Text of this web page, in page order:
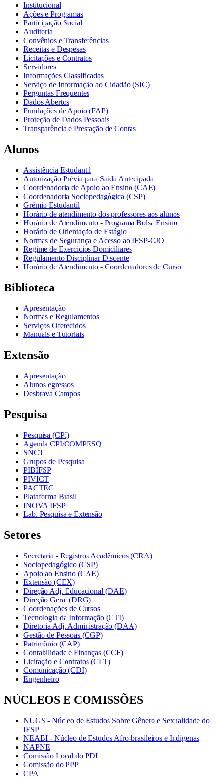
Institucional
Ações e Programas
Participação Social
Auditoria
Convênios e Transferências
Receitas e Despesas
Licitações e Contratos
Servidores
Informações Classificadas
Serviço de Informação ao Cidadão (SIC)
Perguntas Frequentes
Dados Abertos
Fundações de Apoio (FAP)
Proteção de Dados Pessoais
Transparência e Prestação de Contas
Alunos
Assistência Estudantil
Autorização Prévia para Saída Antecipada
Coordenadoria de Apoio ao Ensino (CAE)
Coordenadoria Sociopedagógica (CSP)
Grêmio Estudantil
Horário de atendimento dos professores aos alunos
Horário de Atendimento - Programa Bolsa Ensino
Horário de Orientação de Estágio
Normas de Segurança e Acesso ao IFSP-CJO
Regime de Exercícios Domiciliares
Regulamento Disciplinar Discente
Horário de Atendimento - Coordenadores de Curso
Biblioteca
Apresentação
Normas e Regulamentos
Serviços Oferecidos
Manuais e Tutoriais
Extensão
Apresentação
Alunos egressos
Desbrava Campos
Pesquisa
Pesquisa (CPI)
Agenda CPI/COMPESQ
SNCT
Grupos de Pesquisa
PIBIFSP
PIVICT
PACTEC
Plataforma Brasil
INOVA IFSP
Lab. Pesquisa e Extensão
Setores
Secretaria - Registros Acadêmicos (CRA)
Sociopedagógico (CSP)
Apoio ao Ensino (CAE)
Extensão (CEX)
Direção Adj. Educacional (DAE)
Direção Geral (DRG)
Coordenações de Cursos
Tecnologia da Informação (CTI)
Diretoria Adj. Administração (DAA)
Gestão de Pessoas (CGP)
Patrimônio (CAP)
Contabilidade e Finanças (CCF)
Licitação e Contratos (CLT)
Comunicação (CDI)
Engenheiro
NÚCLEOS E COMISSÕES
NUGS - Núcleo de Estudos Sobre Gênero e Sexualidade do
IFSP
NEABI - Núcleo de Estudos Afro-brasileiros e Indígenas
NAPNE
Comissão Local do PDI
Comissão do PPP
CPA